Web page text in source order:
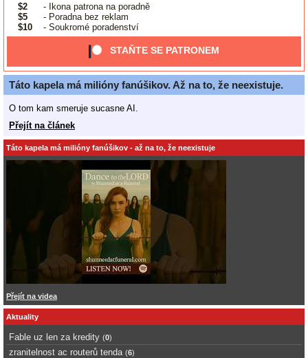
$2
- Ikona patrona na poradně
$5
- Poradna bez reklam
$10
- Soukromé poradenství
STAŇTE SE PATRONEM
Táto kapela má milióny fanúšikov. Až na to, že neexistuje.
O tom kam smeruje sucasne AI.
Přejít na článek
Táto kapela má milióny fanúšikov - až na to, že neexistuje
Přejít na videa
Aktuality
Fable uz len za kredity (0)
zranitelnost ac routerů tenda (6)